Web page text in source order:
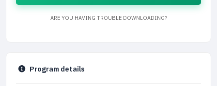
ARE YOU HAVING TROUBLE DOWNLOADING?
Program details